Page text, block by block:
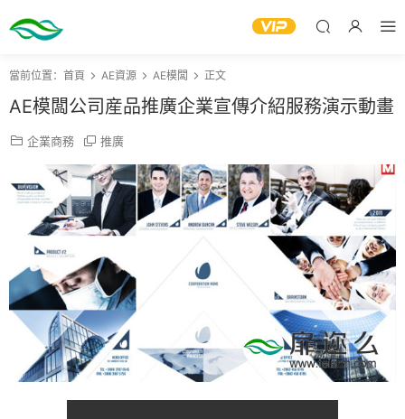
當前位置： 首頁 AE資源 AE模闆 正文
AE模闆公司産品推廣企業宣傳介紹服務演示動畫
企業商務 推廣